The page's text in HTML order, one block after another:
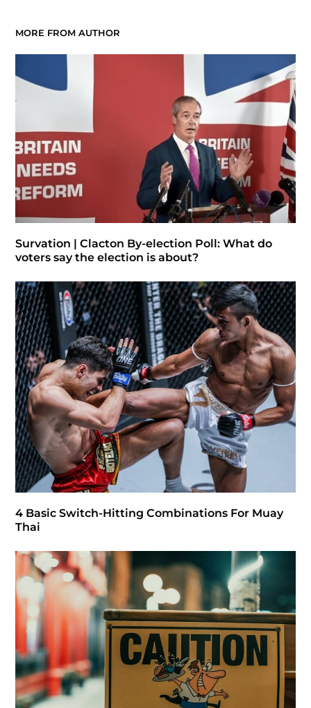
MORE FROM AUTHOR
Survation | Clacton By-election Poll: What do
voters say the election is about?
4 Basic Switch-Hitting Combinations For Muay
Thai